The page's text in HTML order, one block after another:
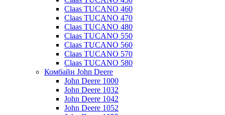
Claas TUCANO 460
Claas TUCANO 470
Claas TUCANO 480
Claas TUCANO 550
Claas TUCANO 560
Claas TUCANO 570
Claas TUCANO 580
Комбайн John Deere
John Deere 1000
John Deere 1032
John Deere 1042
John Deere 1052